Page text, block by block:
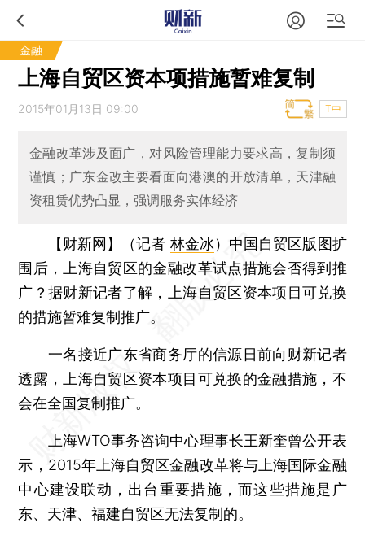
金融
上海自贸区资本项措施暂难复制
2015年01月13日 09:00 T中
金融改革涉及面广，对风险管理能力要求高，复制须
谨慎；广东金改主要看面向港澳的开放清单，天津融
资租赁优势凸显，强调服务实体经济
【财新网】（记者 林金冰） 中国自贸区版图扩
围后，上海自贸区的金融改革试点措施会否得到推
广？据财新记者了解，上海自贸区资本项目可兑换
的措施暂难复制推广。
一名接近广东省商务厅的信源日前向财新记者
透露，上海自贸区资本项目可兑换的金融措施，不
会在全国复制推广。
上海WTO事务咨询中心理事长王新奎曾公开表
示，2015年上海自贸区金融改革将与上海国际金融
中心建设联动，出台重要措施，而这些措施是广
东、天津、福建自贸区无法复制的。